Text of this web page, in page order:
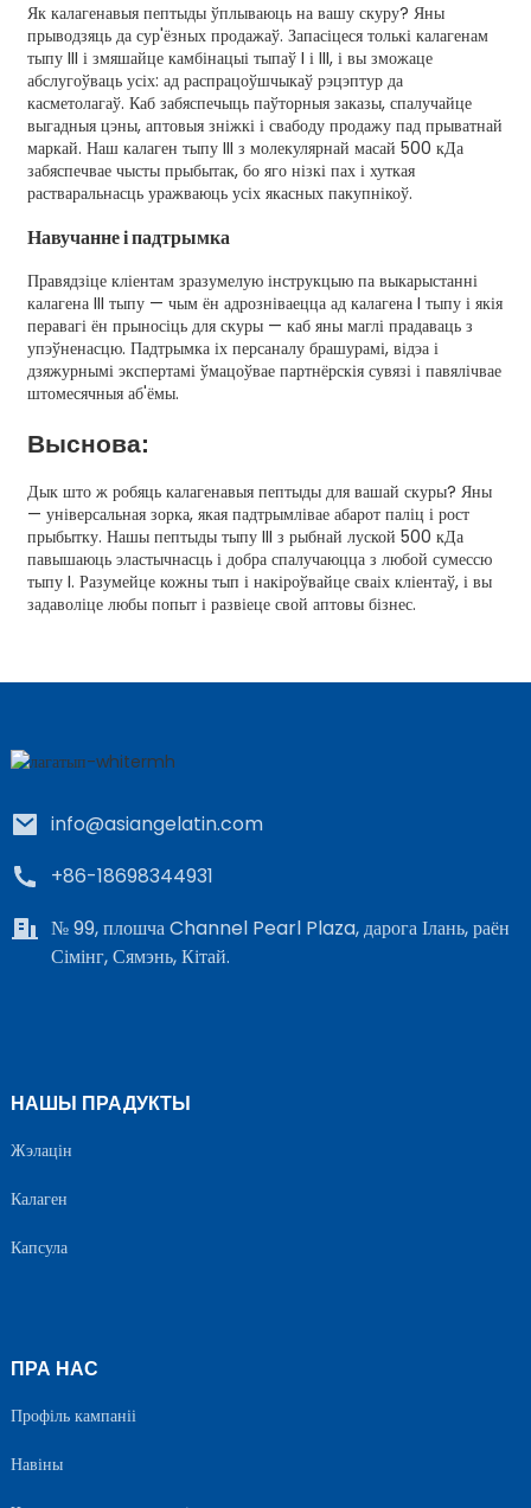
Як калагенавыя пептыды ўплываюць на вашу скуру? Яны
прыводзяць да сур'ёзных продажаў. Запасіцеся толькі калагенам
тыпу III і змяшайце камбінацыі тыпаў I і III, і вы зможаце
абслугоўваць усіх: ад распрацоўшчыкаў рэцэптур да
касметолагаў. Каб забяспечыць паўторныя заказы, спалучайце
выгадныя цэны, аптовыя зніжкі і свабоду продажу пад прыватнай
маркай. Наш калаген тыпу III з молекулярнай масай 500 кДа
забяспечвае чысты прыбытак, бо яго нізкі пах і хуткая
растваральнасць уражваюць усіх якасных пакупнікоў.
Навучанне і падтрымка
Правядзіце кліентам зразумелую інструкцыю па выкарыстанні
калагена III тыпу — чым ён адрозніваецца ад калагена I тыпу і якія
перавагі ён прыносіць для скуры — каб яны маглі прадаваць з
упэўненасцю. Падтрымка іх персаналу брашурамі, відэа і
дзяжурнымі экспертамі ўмацоўвае партнёрскія сувязі і павялічвае
штомесячныя аб'ёмы.
Выснова:
Дык што ж робяць калагенавыя пептыды для вашай скуры? Яны
— універсальная зорка, якая падтрымлівае абарот паліц і рост
прыбытку. Нашы пептыды тыпу III з рыбнай луской 500 кДа
павышаюць эластычнасць і добра спалучаюцца з любой сумессю
тыпу I. Разумейце кожны тып і накіроўвайце сваіх кліентаў, і вы
задаволіце любы попыт і развіеце свой аптовы бізнес.
info@asiangelatin.com
+86-18698344931
№ 99, плошча Channel Pearl Plaza, дарога Ілань, раён
Сімінг, Сямэнь, Кітай.
НАШЫ ПРАДУКТЫ
Жэлацін
Калаген
Капсула
ПРА НАС
Профіль кампаніі
Навіны